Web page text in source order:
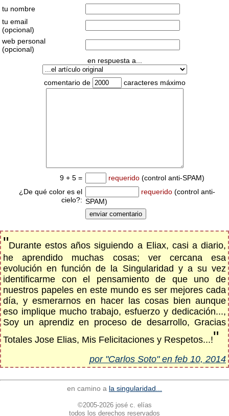
tu nombre
tu email
(opcional)
web personal
(opcional)
en respuesta a...
comentario de caracteres máximo
9 + 5 = requerido (control anti-SPAM)
¿De qué color es el
cielo?:
requerido (control anti-
SPAM)
"Durante estos años siguiendo a Eliax, casi a diario,
he aprendido muchas cosas; ver cercana esa
evolución en función de la Singularidad y a su vez
identificarme con el pensamiento de que uno de
nuestros papeles en este mundo es ser mejores cada
día, y esmerarnos en hacer las cosas bien aunque
eso implique mucho trabajo, esfuerzo y dedicación...,
Soy un aprendiz en proceso de desarrollo, Gracias
Totales Jose Elias , Mis Felicitaciones y Respetos...!"
por "Carlos Soto" en feb 10, 2014
en camino a la singularidad...
©2005-2026 josé c. elías
todos los derechos reservados